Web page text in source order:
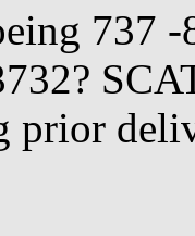
737 -
prior